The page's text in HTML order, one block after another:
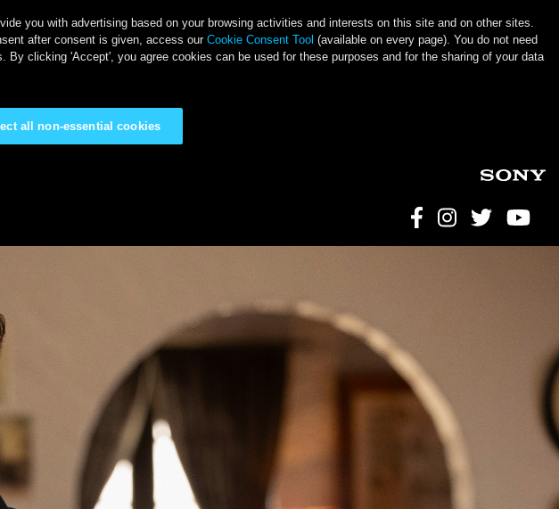
you with advertising based on your browsing activities and interests on this site and on other sites.
after consent is given, access our Cookie Consent Tool (available on every page). You do not need
clicking 'Accept', you agree cookies can be used for these purposes and for the sharing of your data
all non-essential cookies
Social